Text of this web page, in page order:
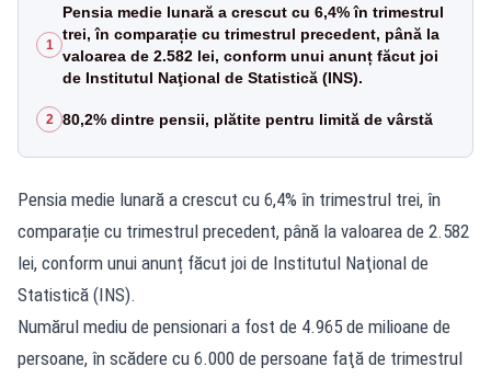
1
Pensia medie lunară a crescut cu 6,4% în trimestrul
trei, în comparație cu trimestrul precedent, până la
valoarea de 2.582 lei, conform unui anunț făcut joi
de Institutul Naţional de Statistică (INS).
2 80,2% dintre pensii, plătite pentru limită de vârstă
Pensia medie lunară a crescut cu 6,4% în trimestrul trei, în
comparație cu trimestrul precedent, până la valoarea de 2.582
lei, conform unui anunț făcut joi de Institutul Naţional de
Statistică (INS).
Numărul mediu de pensionari a fost de 4.965 de milioane de
persoane, în scădere cu 6.000 de persoane faţă de trimestrul